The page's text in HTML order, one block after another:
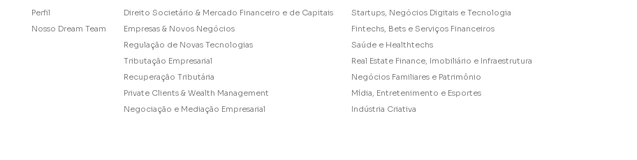
Perfil
Nosso Dream Team
Direito Societário & Mercado Financeiro e de Capitais
Empresas & Novos Negócios
Regulação de Novas Tecnologias
Tributação Empresarial
Recuperação Tributária
Private Clients & Wealth Management
Negociação e Mediação Empresarial
Startups, Negócios Digitais e Tecnologia
Fintechs, Bets e Serviços Financeiros
Saúde e Healthtechs
Real Estate Finance, Imobiliário e Infraestrutura
Negócios Familiares e Patrimônio
Mídia, Entretenimento e Esportes
Indústria Criativa